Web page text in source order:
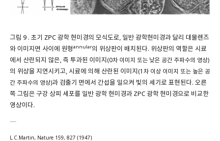
그림 9 . 초기 ZPC 광학 현미경의 모식도로, 일반 광학현미경과 달리 대물렌즈
와 이미지면 사이에 원형annular의 위상판이 배치된다. 위상판의 역할은 시료
에서 산란되지 않은, 즉 투과된 이미지(0차 이미지 또는 낮은 공간 주파수의 영상)
의 위상을 지연시키고, 시료에 의해 산란된 이미지(1차 이상 이미지 또는 높은 공
간 주파수의 영상)과 검출기 면에서 간섭을 일으켜 빛의 세기로 표현된다. 오른
쪽 그림은 구강 상피 세포를 일반 광학 현미경과 ZPC 광학 현미경으로 비교한
영상이다.
L.C.Martin, Nature 159, 827 (1947)